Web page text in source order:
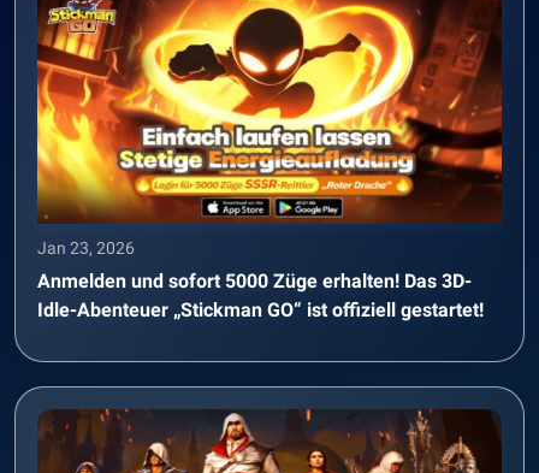
Jan 23, 2026
Anmelden und sofort 5000 Züge erhalten! Das 3D-
Idle-Abenteuer „Stickman GO“ ist offiziell gestartet!